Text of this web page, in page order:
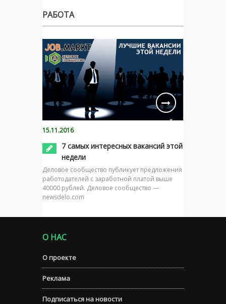
РАБОТА
15.11.2016
7 самых интересных вакансий этой
недели
Деловое сообщество публикует предложения
работодателей с заработной платой выше
40000 рублей. Деловое сообщество —
newsdelo.com
О НАС
О проекте
Реклама
Подписаться на новости